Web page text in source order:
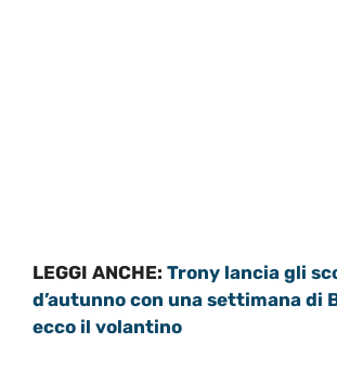
LEGGI ANCHE: Trony lancia gli
d’autunno con una settimana di
ecco il volantino